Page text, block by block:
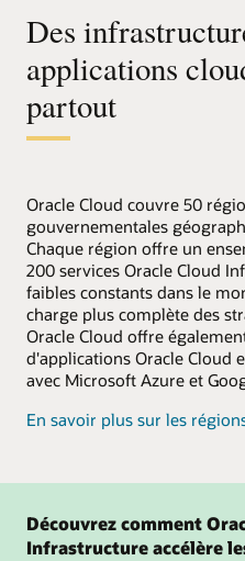
Des
applications
partout
En savoir plus sur les
Oracle Cloud couvre 50
gouvernementales
Chaque région offre un
200 services Oracle Cloud
faibles constants dans le
charge plus complète des
Oracle Cloud offre
d'applications Oracle Cloud
avec Microsoft Azure et
Découvrez comment
Infrastructure accélère